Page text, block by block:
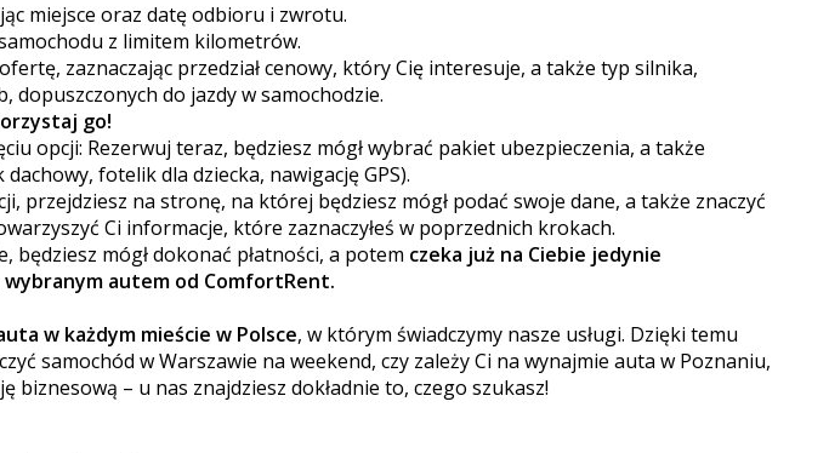
miejsce oraz datę odbioru i zwrotu.
z limitem kilometrów.
zaznaczając przedział cenowy, który Cię interesuje, a także typ silnika,
dopuszczonych do jazdy w samochodzie.
go!
opcji: Rezerwuj teraz, będziesz mógł wybrać pakiet ubezpieczenia, a także
fotelik dla dziecka, nawigację GPS).
przejdziesz na stronę, na której będziesz mógł podać swoje dane, a także znaczyć
Ci informacje, które zaznaczyłeś w poprzednich krokach.
będziesz mógł dokonać płatności, a potem czeka już na Ciebie jedynie
autem od ComfortRent.
w każdym mieście w Polsce, w którym świadczymy nasze usługi. Dzięki temu
samochód w Warszawie na weekend, czy zależy Ci na wynajmie auta w Poznaniu,
biznesową – u nas znajdziesz dokładnie to, czego szukasz!